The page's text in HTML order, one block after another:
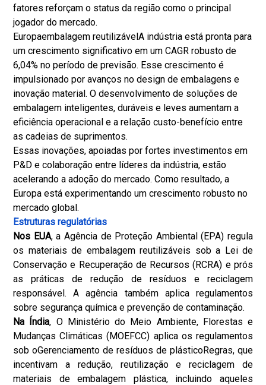
fatores reforçam o status da região como o principal
jogador do mercado.
Europaembalagem reutilizávelA indústria está pronta para
um crescimento significativo em um CAGR robusto de
6,04% no período de previsão. Esse crescimento é
impulsionado por avanços no design de embalagens e
inovação material. O desenvolvimento de soluções de
embalagem inteligentes, duráveis ​​e leves aumentam a
eficiência operacional e a relação custo-benefício entre
as cadeias de suprimentos.
Essas inovações, apoiadas por fortes investimentos em
P&D e colaboração entre líderes da indústria, estão
acelerando a adoção do mercado. Como resultado, a
Europa está experimentando um crescimento robusto no
mercado global.
Estruturas regulatórias
Nos EUA, a Agência de Proteção Ambiental (EPA) regula
os materiais de embalagem reutilizáveis ​​sob a Lei de
Conservação e Recuperação de Recursos (RCRA) e prós
as práticas de redução de resíduos e reciclagem
responsável. A agência também aplica regulamentos
sobre segurança química e prevenção de contaminação.
Na Índia, O Ministério do Meio Ambiente, Florestas e
Mudanças Climáticas (MOEFCC) aplica os regulamentos
sob oGerenciamento de resíduos de plásticoRegras, que
incentivam a redução, reutilização e reciclagem de
materiais de embalagem plástica, incluindo aqueles